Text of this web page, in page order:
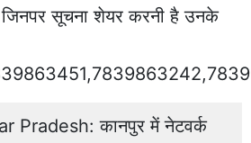
जिनपर सूचना शेयर करनी है उनके
Pradesh: कानपुर में नेटवर्क